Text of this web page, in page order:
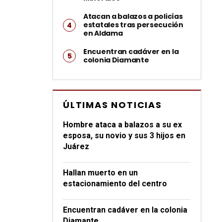
Atacan a balazos a policías
estatales tras persecución
en Aldama
Encuentran cadáver en la
colonia Diamante
ÚLTIMAS NOTICIAS
Hombre ataca a balazos a su ex
esposa, su novio y sus 3 hijos en
Juárez
Hallan muerto en un
estacionamiento del centro
Encuentran cadáver en la colonia